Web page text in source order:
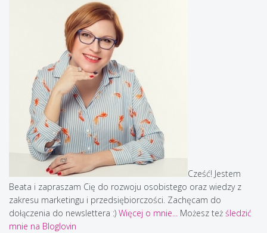
Cześć! Jestem
Beata i zapraszam Cię do rozwoju osobistego oraz wiedzy z
zakresu marketingu i przedsiębiorczości. Zachęcam do
dołączenia do newslettera :) Więcej o mnie... Możesz też śledzić
mnie na Bloglovin